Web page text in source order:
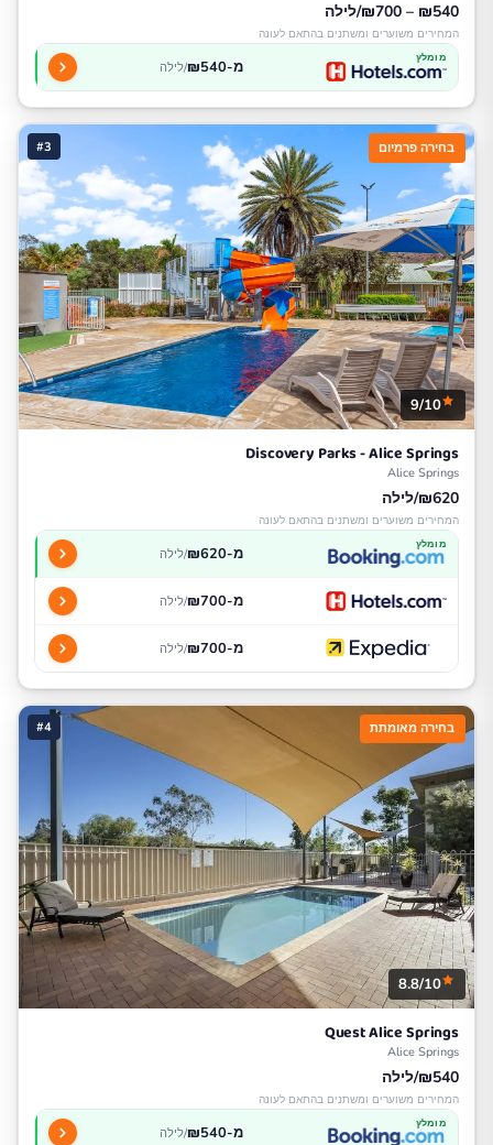
₪540 – ₪700/לילה
המחירים משוערים ומשתנים בהתאם לעונה
מומלץ מ-₪540 /לילה
#3 בחירה פרמיום
9/10
Discovery Parks - Alice Springs
Alice Springs
₪620/לילה
המחירים משוערים ומשתנים בהתאם לעונה
מומלץ מ-₪620 /לילה
מ-₪700 /לילה
מ-₪700 /לילה
#4 בחירה מאומתת
8.8/10
Quest Alice Springs
Alice Springs
₪540/לילה
המחירים משוערים ומשתנים בהתאם לעונה
מומלץ מ-₪540 /לילה